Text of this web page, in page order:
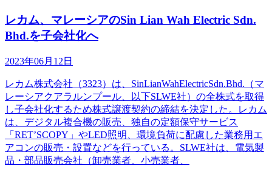
レカム、マレーシアのSin Lian Wah Electric Sdn.
Bhd.を子会社化へ
2023年06月12日
レカム株式会社（3323）は、SinLianWahElectricSdn.Bhd.（マ
レーシアクアラルンプール、以下SLWE社）の全株式を取得
し子会社化するため株式譲渡契約の締結を決定した。レカム
は、デジタル複合機の販売、独自の定額保守サービス
「RETʼSCOPY」やLED照明、環境負荷に配慮した業務用エ
アコンの販売・設置などを行っている。SLWE社は、電気製
品・部品販売会社（卸売業者、小売業者、